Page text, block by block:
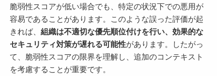
脆弱性スコアが低い場合でも、特定の状況下での悪用が
容易であることがあります。このような誤った評価が起
きれば、 組織は不適切な優先順位付けを行い、効果的な
セキュリティ対策が遅れる可能性があります。したがっ
て、脆弱性スコアの限界を理解し、追加のコンテキスト
を考慮することが重要です。